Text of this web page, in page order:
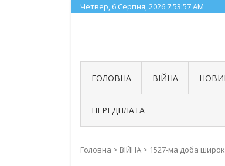
Skip
to
Четвер, 6 Серпня, 20267:53:58 AM
ГОЛОВНА ВІЙНА
ПЕРЕДПЛАТА
Головна > ВІЙНА > 1527-ма доба